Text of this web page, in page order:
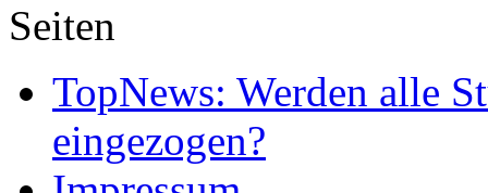
Seiten
TopNews: Werden alle
eingezogen?